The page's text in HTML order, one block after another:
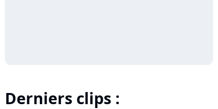
Derniers clips :